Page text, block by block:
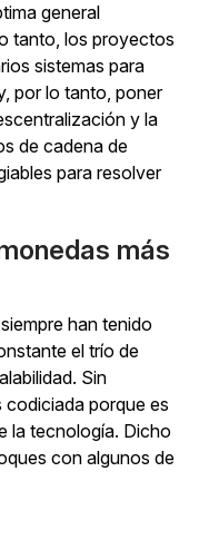
general
tanto, los proyectos
sistemas para
por lo tanto, poner
y la
de cadena de
para resolver
más
han tenido
el trío de
Sin
codiciada porque es
la tecnología. Dicho
con algunos de